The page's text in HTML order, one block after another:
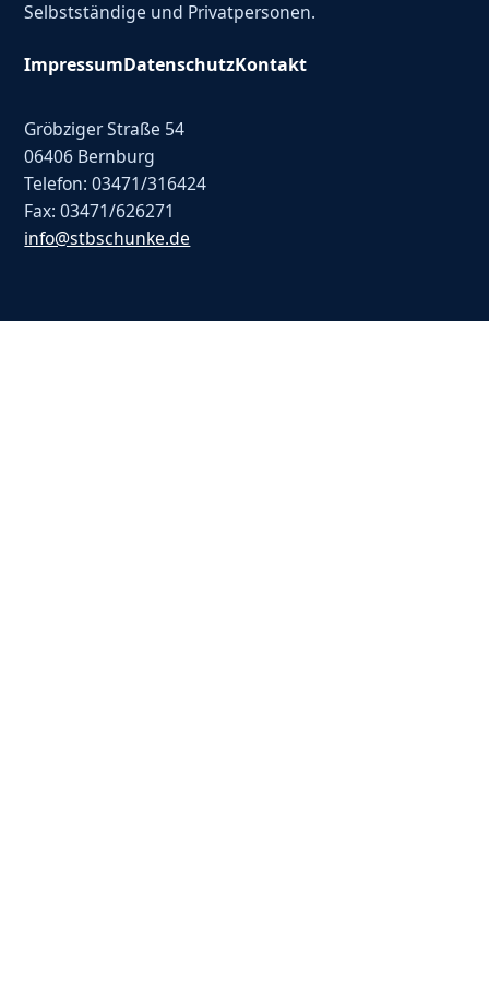
Selbstständige und Privatpersonen.
ImpressumDatenschutzKontakt
Gröbziger Straße 54
06406 Bernburg
Telefon: 03471/316424
Fax: 03471/626271
info@stbschunke.de